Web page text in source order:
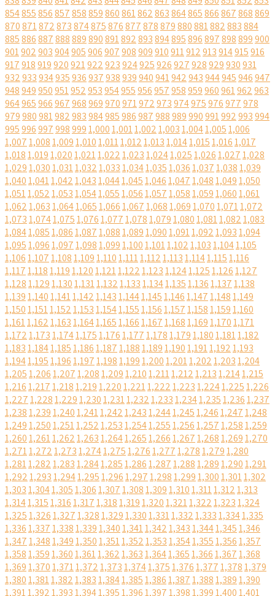
854855856857858859860861862863864865866867868869
870871872873874875876877878879880881882883884
885886887888889890891892893894895896897898899900
901902903904905906907908909910911912913914915916
917918919920921922923924925926927928929930931
932933934935936937938939940941942943944945946947
948949950951952953954955956957958959960961962963
964965966967968969970971972973974975976977978
979980981982983984985986987988989990991992993994
9959969979989991,0001,0011,0021,0031,0041,0051,006
1,0071,0081,0091,0101,0111,0121,0131,0141,0151,0161,017
1,0181,0191,0201,0211,0221,0231,0241,0251,0261,0271,028
1,0291,0301,0311,0321,0331,0341,0351,0361,0371,0381,039
1,0401,0411,0421,0431,0441,0451,0461,0471,0481,0491,050
1,0511,0521,0531,0541,0551,0561,0571,0581,0591,0601,061
1,0621,0631,0641,0651,0661,0671,0681,0691,0701,0711,072
1,0731,0741,0751,0761,0771,0781,0791,0801,0811,0821,083
1,0841,0851,0861,0871,0881,0891,0901,0911,0921,0931,094
1,0951,0961,0971,0981,0991,1001,1011,1021,1031,1041,105
1,1061,1071,1081,1091,1101,1111,1121,1131,1141,1151,116
1,1171,1181,1191,1201,1211,1221,1231,1241,1251,1261,127
1,1281,1291,1301,1311,1321,1331,1341,1351,1361,1371,138
1,1391,1401,1411,1421,1431,1441,1451,1461,1471,1481,149
1,1501,1511,1521,1531,1541,1551,1561,1571,1581,1591,160
1,1611,1621,1631,1641,1651,1661,1671,1681,1691,1701,171
1,1721,1731,1741,1751,1761,1771,1781,1791,1801,1811,182
1,1831,1841,1851,1861,1871,1881,1891,1901,1911,1921,193
1,1941,1951,1961,1971,1981,1991,2001,2011,2021,2031,204
1,2051,2061,2071,2081,2091,2101,2111,2121,2131,2141,215
1,2161,2171,2181,2191,2201,2211,2221,2231,2241,2251,226
1,2271,2281,2291,2301,2311,2321,2331,2341,2351,2361,237
1,2381,2391,2401,2411,2421,2431,2441,2451,2461,2471,248
1,2491,2501,2511,2521,2531,2541,2551,2561,2571,2581,259
1,2601,2611,2621,2631,2641,2651,2661,2671,2681,2691,270
1,2711,2721,2731,2741,2751,2761,2771,2781,2791,280
1,2811,2821,2831,2841,2851,2861,2871,2881,2891,2901,291
1,2921,2931,2941,2951,2961,2971,2981,2991,3001,3011,302
1,3031,3041,3051,3061,3071,3081,3091,3101,3111,3121,313
1,3141,3151,3161,3171,3181,3191,3201,3211,3221,3231,324
1,3251,3261,3271,3281,3291,3301,3311,3321,3331,3341,335
1,3361,3371,3381,3391,3401,3411,3421,3431,3441,3451,346
1,3471,3481,3491,3501,3511,3521,3531,3541,3551,3561,357
1,3581,3591,3601,3611,3621,3631,3641,3651,3661,3671,368
1,3691,3701,3711,3721,3731,3741,3751,3761,3771,3781,379
1,3801,3811,3821,3831,3841,3851,3861,3871,3881,3891,390
1,3911,3921,3931,3941,3951,3961,3971,3981,3991,4001,401